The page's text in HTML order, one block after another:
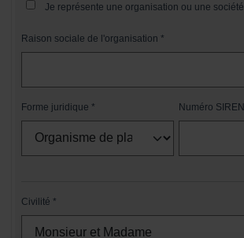
Je représente une organisation ou une société
Raison sociale de l'organisation
Forme juridique Numéro SIREN
Civilité